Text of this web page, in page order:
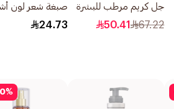
جل كريم مرطب للبشرة
الجافة 50مل
67.22
50.41
صبغة شعر لون
رمادي رقم 7.1 1قطعة
24.73
%